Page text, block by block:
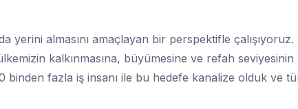
yerini almasını amaçlayan bir perspektifle çalışıyoruz.
kalkınmasına, büyümesine ve refah seviyesinin
binden fazla iş insanı ile bu hedefe kanalize olduk ve